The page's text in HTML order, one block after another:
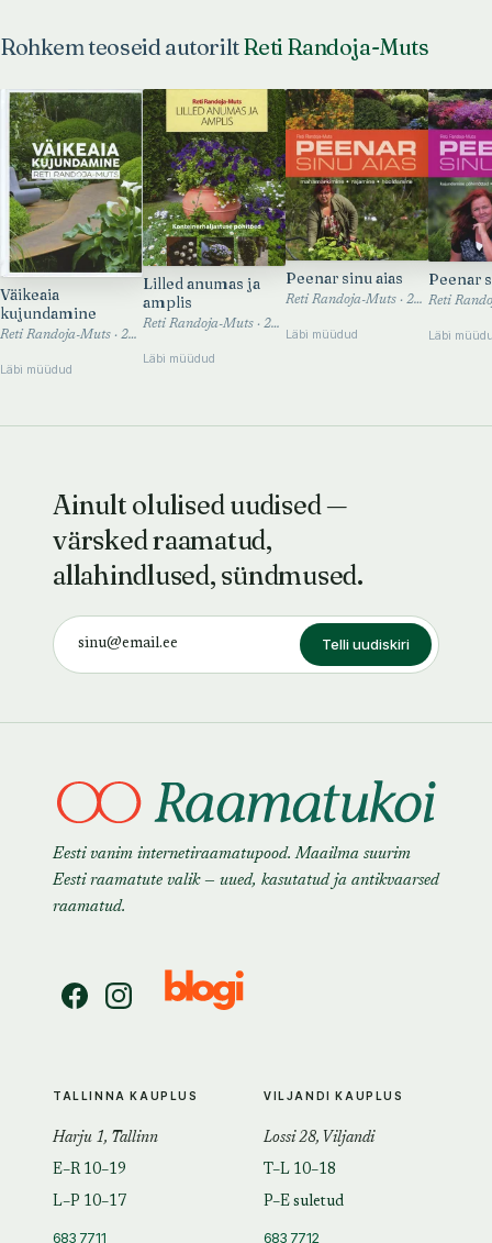
Rohkem teoseid autoriltReti Randoja-Muts
Väikeaia
kujundamine
Reti Randoja-Muts · 2014
Läbi müüdud
Lilled anumas ja
amplis
Reti Randoja-Muts · 2010
Läbi müüdud
Peenar sinu aias
Reti Randoja-Muts · 2009
Läbi müüdud
Peenar
Läbi
Ainult olulised uudised —
värsked raamatud,
allahindlused, sündmused.
Telli uudiskiri
Eesti vanim internetiraamatupood. Maailma suurim
Eesti raamatute valik — uued, kasutatud ja antikvaarsed
raamatud.
TALLINNA KAUPLUS
Harju 1, Tallinn
E–R 10–19
L–P 10–17
683 7711
VILJANDI KAUPLUS
Lossi 28, Viljandi
T–L 10–18
P–E suletud
683 7712